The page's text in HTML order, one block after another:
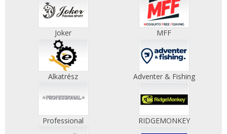
Joker MFF
Alkatrész Adventer & Fishing
Professional RIDGEMONKEY